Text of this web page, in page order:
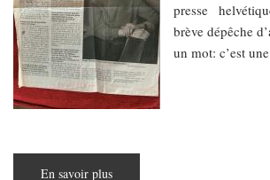
presse
brève dépêche
un mot: c’est
En savoir plus